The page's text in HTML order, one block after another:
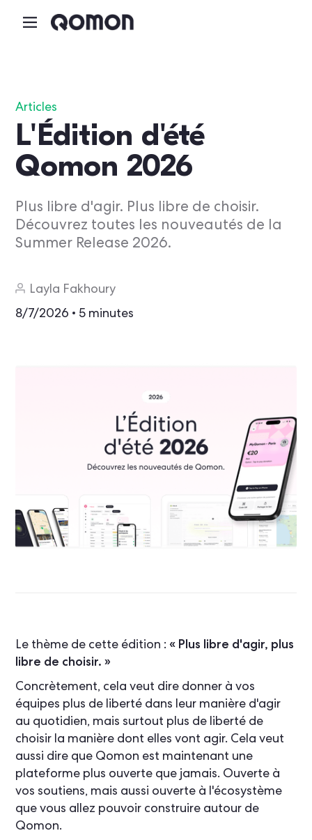
Articles
L'Édition d'été
Qomon 2026
Plus libre d'agir. Plus libre de choisir.
Découvrez toutes les nouveautés de la
Summer Release 2026.
Layla Fakhoury
8/7/2026
5 minutes
Le thème de cette édition :« Plus libre d'agir, plus
libre de choisir. »
Concrètement, cela veut dire donner à vos
équipes plus de liberté dans leur manière d'agir
au quotidien, mais surtout plus de liberté de
choisir la manière dont elles vont agir. Cela veut
aussi dire que Qomon est maintenant une
plateforme plus ouverte que jamais. Ouverte à
vos soutiens, mais aussi ouverte à l'écosystème
que vous allez pouvoir construire autour de
Qomon.